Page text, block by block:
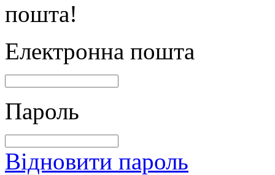
пошта!
Електронна пошта
Пароль
Відновити пароль